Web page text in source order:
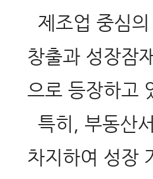
제조업 중심
창출과 성장잠
으로 등장하고
특히, 부동산
차지하여 성장